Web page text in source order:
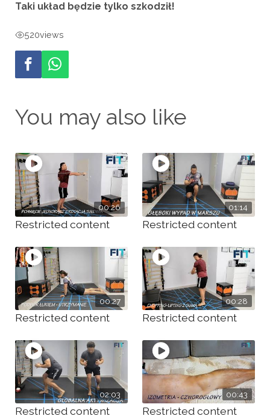
Taki układ będzie tylko szkodził!
520views
You may also like
00:26
Restricted content
01:14
Restricted content
00:27
Restricted content
00:28
Restricted content
02:03
Restricted content
00:43
Restricted content